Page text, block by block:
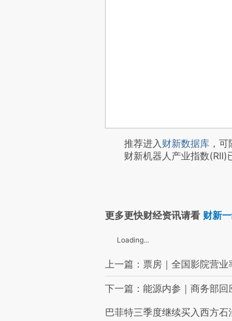
推荐进入财新数据库 ，
财新机器人产业指数(RII)
更多更快财经资讯请看 财新
Loading...
上一篇：票房｜全国影院营
下一篇：能源内参｜商务部
巴菲特三季度继续买入西方